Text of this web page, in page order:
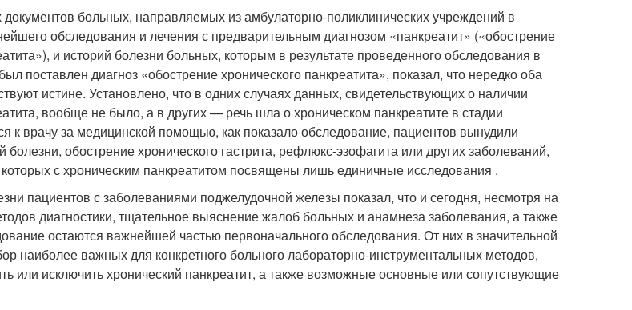
больных, направляемых из амбулаторно-поликлинических учреждений в
обследования и лечения с предварительным диагнозом «панкреатит» («обострение
и историй болезни больных, которым в результате проведенного обследования в
поставлен диагноз «обострение хронического панкреатита», показал, что нередко оба
истине. Установлено, что в одних случаях данных, свидетельствующих о наличии
вообще не было, а в других — речь шла о хроническом панкреатите в стадии
к врачу за медицинской помощью, как показало обследование, пациентов вынудили
болезни, обострение хронического гастрита, рефлюкс-эзофагита или других заболеваний,
с хроническим панкреатитом посвящены лишь единичные исследования .
пациентов с заболеваниями поджелудочной железы показал, что и сегодня, несмотря на
диагностики, тщательное выяснение жалоб больных и анамнеза заболевания, а также
остаются важнейшей частью первоначального обследования. От них в значительной
наиболее важных для конкретного больного лабораторно-инструментальных методов,
или исключить хронический панкреатит, а также возможные основные или сопутствующие